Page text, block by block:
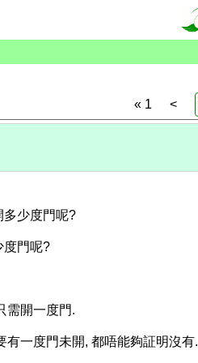
« 1
<
多少度門呢?
度門呢?
需開一度門.
有一度門未開, 都唔能夠証明沒有.